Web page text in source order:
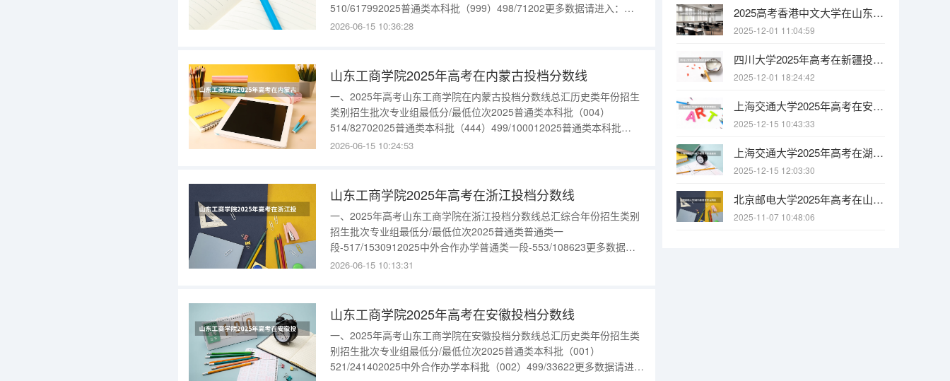
510/617992025普通类本科批（999）498/71202更多数据请进入：
{$cate_url}历史类年份招生类别招生批次专业组最低分/最低位次2025普
2026-06-15 10:36:28
山东工商学院2025年高考在内蒙古投档分数线
一、2025年高考山东工商学院在内蒙古投档分数线总汇历史类年份招生
类别招生批次专业组最低分/最低位次2025普通类本科批（004）
514/82702025普通类本科批（444）499/100012025普通类本科批
（006）467/13946更多数据请进入：{$cate_url}物理类年份招生类别招
2026-06-15 10:24:53
山东工商学院2025年高考在浙江投档分数线
一、2025年高考山东工商学院在浙江投档分数线总汇综合年份招生类别
招生批次专业组最低分/最低位次2025普通类普通类一
段-517/1530912025中外合作办学普通类一段-553/108623更多数据请
进入：{$cate_url}
2026-06-15 10:13:31
山东工商学院2025年高考在安徽投档分数线
一、2025年高考山东工商学院在安徽投档分数线总汇历史类年份招生类
别招生批次专业组最低分/最低位次2025普通类本科批（001）
521/241402025中外合作办学本科批（002）499/33622更多数据请进
2025高考香港中文大学在山东招生批次 有哪些专业？（2026参考）
2025-12-01 11:04:59
四川大学2025年高考在新疆投档分数线
2025-12-01 18:24:42
上海交通大学2025年高考在安徽投档分数线
2025-12-15 10:43:33
上海交通大学2025年高考在湖北投档分数线
2025-12-15 12:03:30
北京邮电大学2025年高考在山西投档分数线
2025-11-07 10:48:06